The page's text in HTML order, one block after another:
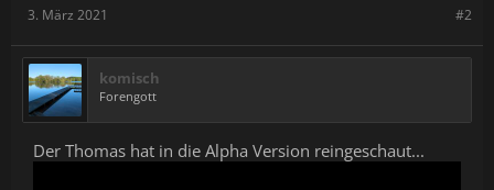
#2
3. März 2021
komisch
Forengott
Der Thomas hat in die Alpha Version reingeschaut...